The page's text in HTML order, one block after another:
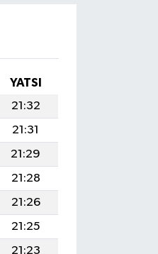
YATSI
21:32
21:31
21:29
21:28
21:26
21:25
21:23